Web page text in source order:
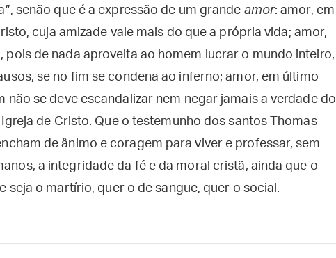
senão que é a expressão de um grande amor: amor, em
cuja amizade vale mais do que a própria vida; amor,
pois de nada aproveita ao homem lucrar o mundo inteiro,
se no fim se condena ao inferno; amor, em último
não se deve escandalizar nem negar jamais a verdade do
de Cristo. Que o testemunho dos santos Thomas
de ânimo e coragem para viver e professar, sem
a integridade da fé e da moral cristã, ainda que o
seja o martírio, quer o de sangue, quer o social.